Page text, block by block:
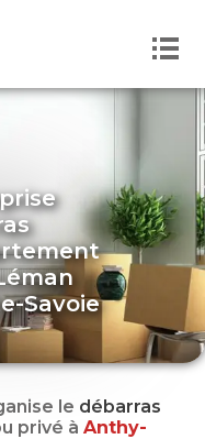
Savoie
le débarras
privé à Anthy-